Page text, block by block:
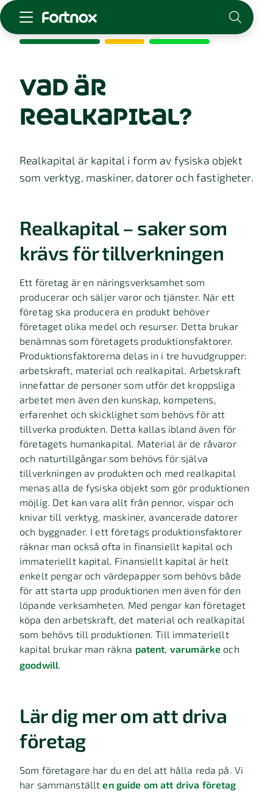
Skaffa Fortnox
För redovisningsbyrån
Kunskap & inspiration
Kontakt
Om Fortnox
vad är
realkapital?
Realkapital är kapital i form av fysiska objekt
som verktyg, maskiner, datorer och fastigheter.
Realkapital – saker som
krävs för tillverkningen
Ett företag är en näringsverksamhet som
producerar och säljer varor och tjänster. När ett
företag ska producera en produkt behöver
företaget olika medel och resurser. Detta brukar
benämnas som företagets produktionsfaktorer.
Produktionsfaktorerna delas in i tre huvudgrupper:
arbetskraft, material och realkapital. Arbetskraft
innefattar de personer som utför det kroppsliga
arbetet men även den kunskap, kompetens,
erfarenhet och skicklighet som behövs för att
tillverka produkten. Detta kallas ibland även för
företagets humankapital. Material är de råvaror
och naturtillgångar som behövs för själva
tillverkningen av produkten och med realkapital
menas alla de fysiska objekt som gör produktionen
möjlig. Det kan vara allt från pennor, vispar och
knivar till verktyg, maskiner, avancerade datorer
och byggnader. I ett företags produktionsfaktorer
räknar man också ofta in finansiellt kapital och
immateriellt kapital. Finansiellt kapital är helt
enkelt pengar och värdepapper som behövs både
för att starta upp produktionen men även för den
löpande verksamheten. Med pengar kan företaget
köpa den arbetskraft, det material och realkapital
som behövs till produktionen. Till immateriellt
kapital brukar man räkna patent, varumärke och
goodwill.
Lär dig mer om att driva
företag
Som företagare har du en del att hålla reda på. Vi
har sammanställten guide om att driva företag